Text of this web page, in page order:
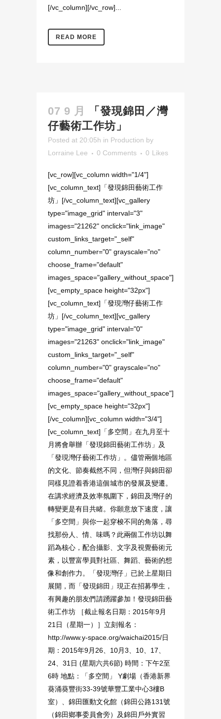
[/vc_column][/vc_row]...
READ MORE
07 9 月
「發現錦田／灣
仔藝術工作坊」
Posted at 20:05h in Production by
Lorraine Lee
0 Comments 0 Likes
[vc_row][vc_column width="1/4"]
[vc_column_text]「發現錦田藝術工作
坊」[/vc_column_text][vc_gallery
type="image_grid" interval="3"
images="21262" onclick="link_image"
custom_links_target="_self"
column_number="0" grayscale="no"
choose_frame="default"
images_space="gallery_without_space"]
[vc_empty_space height="32px"]
[vc_column_text]「發現灣仔藝術工作
坊」[/vc_column_text][vc_gallery
type="image_grid" interval="0"
images="21263" onclick="link_image"
custom_links_target="_self"
column_number="0" grayscale="no"
choose_frame="default"
images_space="gallery_without_space"]
[vc_empty_space height="32px"]
[/vc_column][vc_column width="3/4"]
[vc_column_text]「多空間」在九月至十
月將會舉辦「發現錦田藝術工作坊」及
「發現灣仔藝術工作坊」。儘管兩個地區
的文化、節奏截然不同，但灣仔與錦田卻
同樣見證着香港這個城市的發展及變遷。
在講求經濟及效率氛圍下，錦田及灣仔的
轉變更是有目共睹。你願意放下速度，讓
「多空間」與你一起穿梭不同的角落，尋
找那份人、情、味嗎？此兩個工作坊以舞
蹈為核心，配合攝影、文字及視覺藝術元
素，以豐富學員對社區、舞蹈、藝術的想
像和創作力。「發現灣仔」已於上星期日
展開，而「發現錦田」現正在招募學生，
有興趣的朋友們請踴躍參加！發現錦田藝
術工作坊 ［截止報名日期：2015年9月
21日（星期一）］立刻報名：
http://www.y-space.org/waichai2015/日
期：2015年9月26、10月3、10、17、
24、31日 (星期六共6節) 時間：下午2至
6時 地點：「多空間」 Y劇場（香港新界
葵涌葵豐街33-39號華豐工業中心3樓B
室）、錦田匯動文化館（錦田公路131號
（錦田鄉事委員會旁）及錦田戶外實習